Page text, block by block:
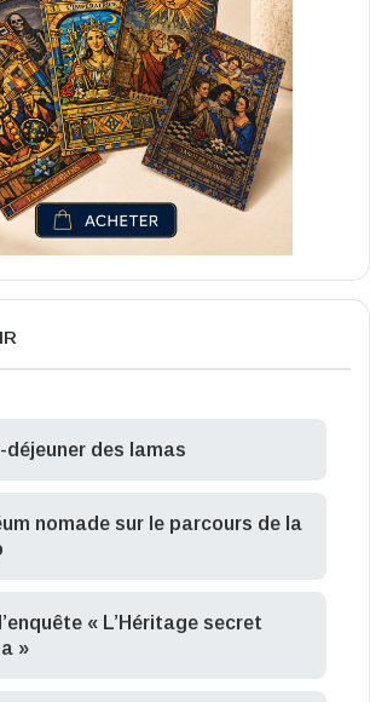
déjeuner des lamas
nomade sur le parcours de la
« L’Héritage secret
»